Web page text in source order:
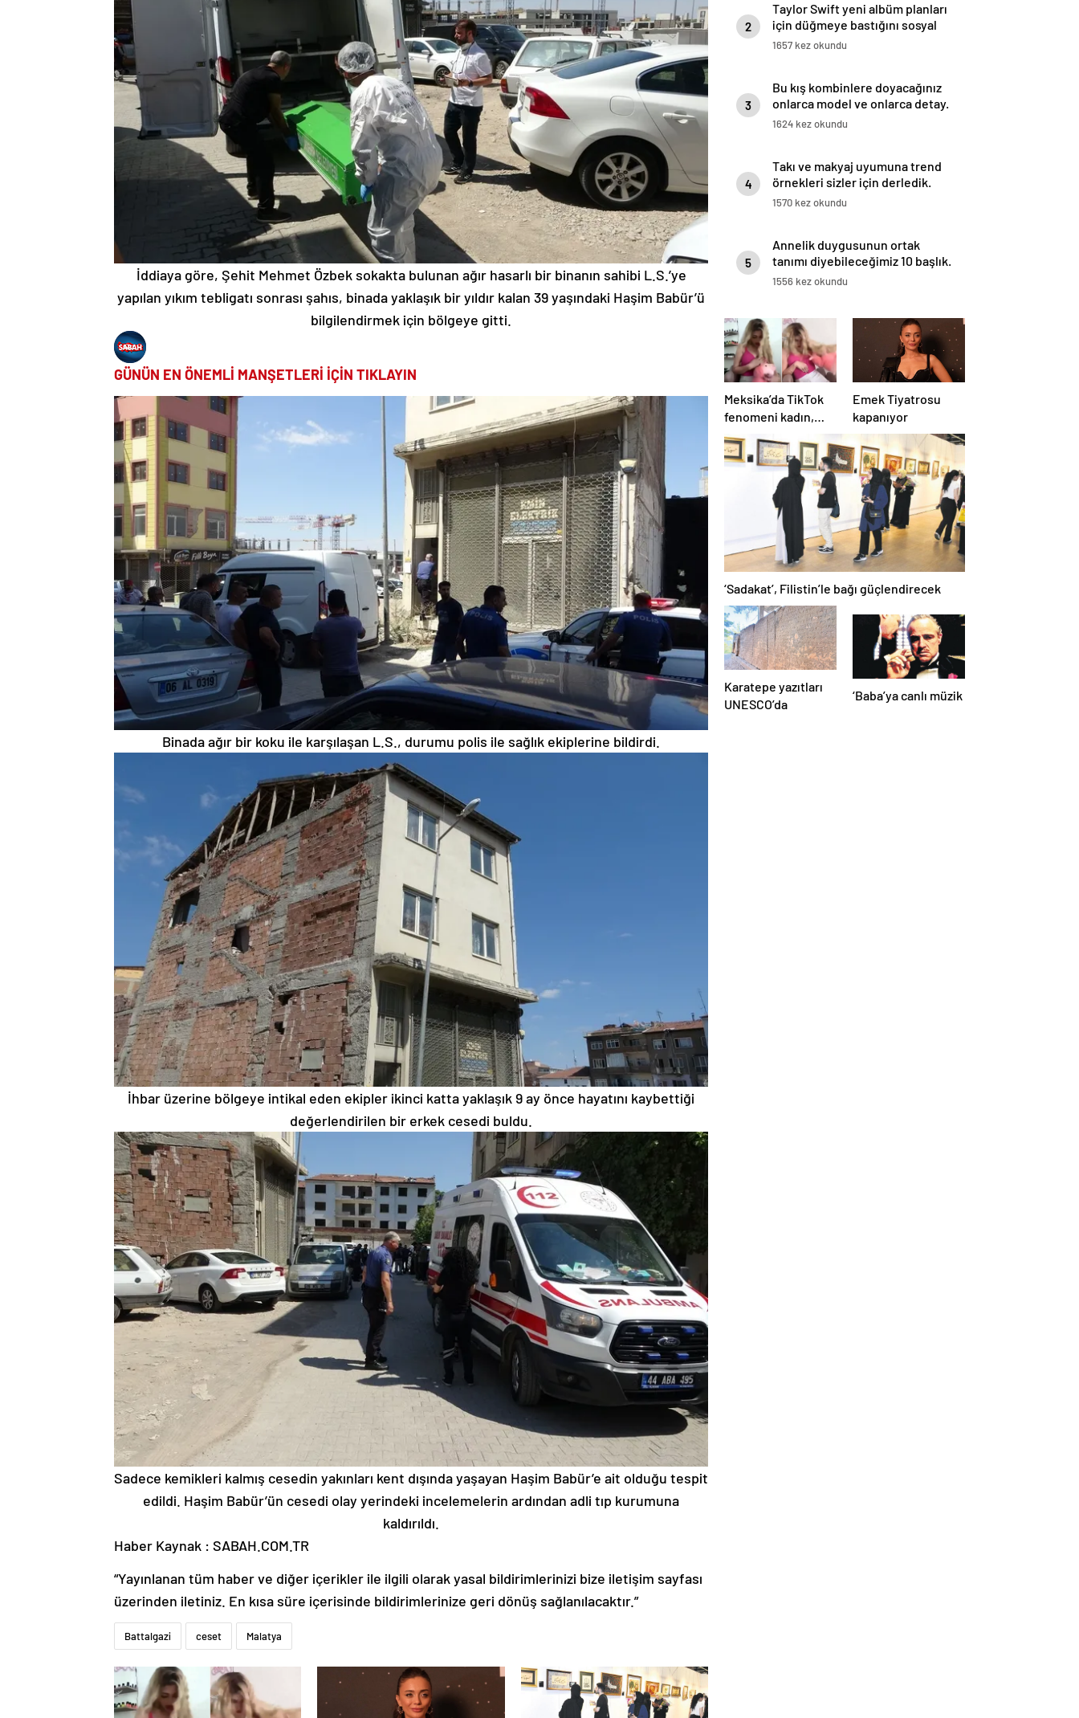
İddiaya göre, Şehit Mehmet Özbek sokakta bulunan ağır hasarlı bir binanın sahibi L.S.’ye
yapılan yıkım tebligatı sonrası şahıs, binada yaklaşık bir yıldır kalan 39 yaşındaki Haşim Babür’ü
bilgilendirmek için bölgeye gitti.
GÜNÜN EN ÖNEMLİ MANŞETLERİ İÇİN TIKLAYIN
Binada ağır bir koku ile karşılaşan L.S., durumu polis ile sağlık ekiplerine bildirdi.
İhbar üzerine bölgeye intikal eden ekipler ikinci katta yaklaşık 9 ay önce hayatını kaybettiği
değerlendirilen bir erkek cesedi buldu.
Sadece kemikleri kalmış cesedin yakınları kent dışında yaşayan Haşim Babür’e ait olduğu tespit
edildi. Haşim Babür’ün cesedi olay yerindeki incelemelerin ardından adli tıp kurumuna
kaldırıldı.
Haber Kaynak : SABAH.COM.TR
“Yayınlanan tüm haber ve diğer içerikler ile ilgili olarak yasal bildirimlerinizi bize iletişim sayfası
üzerinden iletiniz. En kısa süre içerisinde bildirimlerinize geri dönüş sağlanılacaktır.”
Battalgazi ceset Malatya
2
Taylor Swift yeni albüm planları
için düğmeye bastığını sosyal
medyadan duyurdu!
1657 kez okundu
3
Bu kış kombinlere doyacağınız
onlarca model ve onlarca detay.
1624 kez okundu
4
Takı ve makyaj uyumuna trend
örnekleri sizler için derledik.
1570 kez okundu
5
Annelik duygusunun ortak
tanımı diyebileceğimiz 10 başlık.
1556 kez okundu
Meksika’da TikTok
fenomeni kadın,
canlı yayında
öldürüldü
Emek Tiyatrosu
kapanıyor
‘Sadakat’, Filistin’le bağı güçlendirecek
Karatepe yazıtları
UNESCO’da
‘Baba’ya canlı müzik